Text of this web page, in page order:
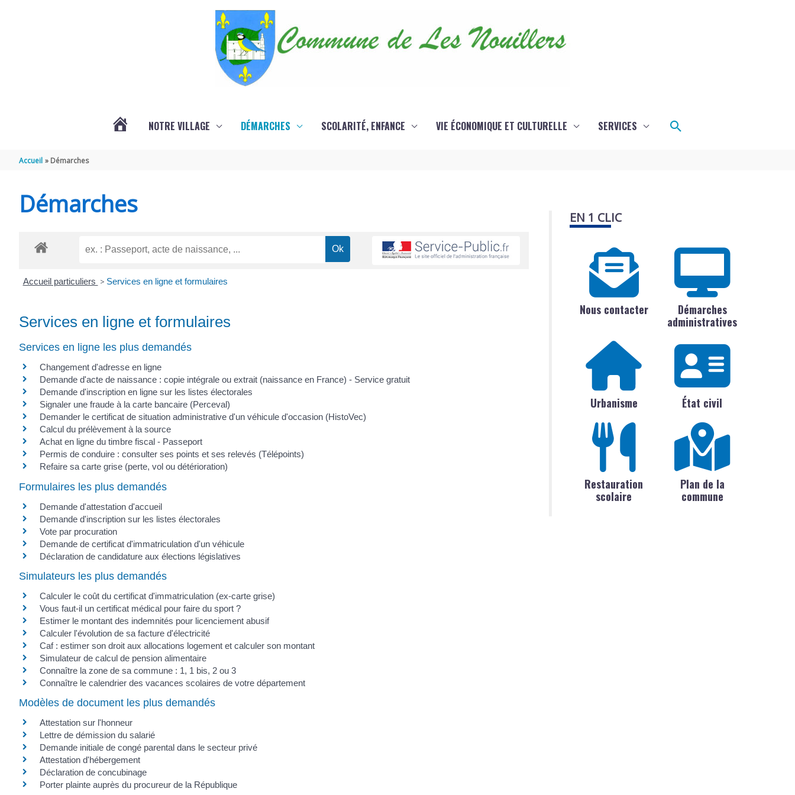
NOTRE VILLAGE DÉMARCHES SCOLARITÉ, ENFANCE VIE ÉCONOMIQUE ET CULTURELLE SERVICES Rechercher
Accueil Démarches
Démarches
Accueil particuliers > Services en ligne et formulaires
Services en ligne et formulaires
Services en ligne les plus demandés
Changement d'adresse en ligne
Demande d'acte de naissance : copie intégrale ou extrait (naissance en France) - Service gratuit
Demande d'inscription en ligne sur les listes électorales
Signaler une fraude à la carte bancaire (Perceval)
Demander le certificat de situation administrative d'un véhicule d'occasion (HistoVec)
Calcul du prélèvement à la source
Achat en ligne du timbre fiscal - Passeport
Permis de conduire : consulter ses points et ses relevés (Télépoints)
Refaire sa carte grise (perte, vol ou détérioration)
Formulaires les plus demandés
Demande d'attestation d'accueil
Demande d'inscription sur les listes électorales
Vote par procuration
Demande de certificat d'immatriculation d'un véhicule
Déclaration de candidature aux élections législatives
Simulateurs les plus demandés
Calculer le coût du certificat d'immatriculation (ex-carte grise)
Vous faut-il un certificat médical pour faire du sport ?
Estimer le montant des indemnités pour licenciement abusif
Calculer l'évolution de sa facture d'électricité
Caf : estimer son droit aux allocations logement et calculer son montant
Simulateur de calcul de pension alimentaire
Connaître la zone de sa commune : 1, 1 bis, 2 ou 3
Connaître le calendrier des vacances scolaires de votre département
Modèles de document les plus demandés
Attestation sur l'honneur
Lettre de démission du salarié
Demande initiale de congé parental dans le secteur privé
Attestation d'hébergement
Déclaration de concubinage
Porter plainte auprès du procureur de la République
EN 1 CLIC
Nous contacter
Démarches
administratives
Urbanisme État civil
Restauration
scolaire
Plan de la
commune